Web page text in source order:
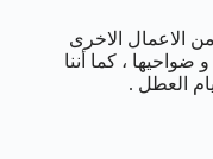
الاعمال الاخرى
، كما أننا